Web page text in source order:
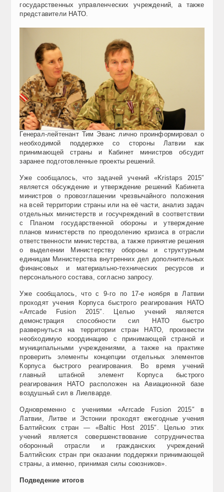
государственных управленческих учреждений, а также
представители НАТО.
Генерал-лейтенант Тим Эванс лично проинформировал о
необходимой поддержке со стороны Латвии как
принимающей страны и Кабинет министров обсудит
заранее подготовленные проекты решений.
Уже сообщалось, что задачей учений «Kristaps 2015″
является обсуждение и утверждение решений Кабинета
министров о провозглашении чрезвычайного положения
на всей территории страны или на её части, анализ задач
отдельных министерств и госучреждений в соответствии
с Планом государственной обороны и утверждение
планов министерств по преодолению кризиса в отрасли
ответственности министерства, а также принятие решения
о выделении Министерству обороны и структурным
единицам Министерства внутренних дел дополнительных
финансовых и материально-технических ресурсов и
персонального состава, согласно запросу.
Уже сообщалось, что с 9-го по 17-е ноября в Латвии
проходят учения Корпуса быстрого реагирования НАТО
«Arrcade Fusion 2015″. Целью учений является
демонстрация способности сил НАТО быстро
развернуться на территории стран НАТО, произвести
необходимую координацию с принимающей страной и
муниципальными учреждениями, а также на практике
проверить элементы концепции отдельных элементов
Корпуса быстрого реагирования. Во время учений
главный штабной элемент Корпуса быстрого
реагирования НАТО расположен на Авиационной базе
воздушный сил в Лиелварде.
Одновременно с учениями «Arrcade Fusion 2015″ в
Латвии, Литве и Эстонии проходят ежегодные учения
Балтийских стран — «Baltic Host 2015″. Целью этих
учений является совершенствование сотрудничества
оборонный отрасли и гражданских учреждений
Балтийских стран при оказании поддержки принимающей
страны, а именно, принимая силы союзников».
Подведение итогов